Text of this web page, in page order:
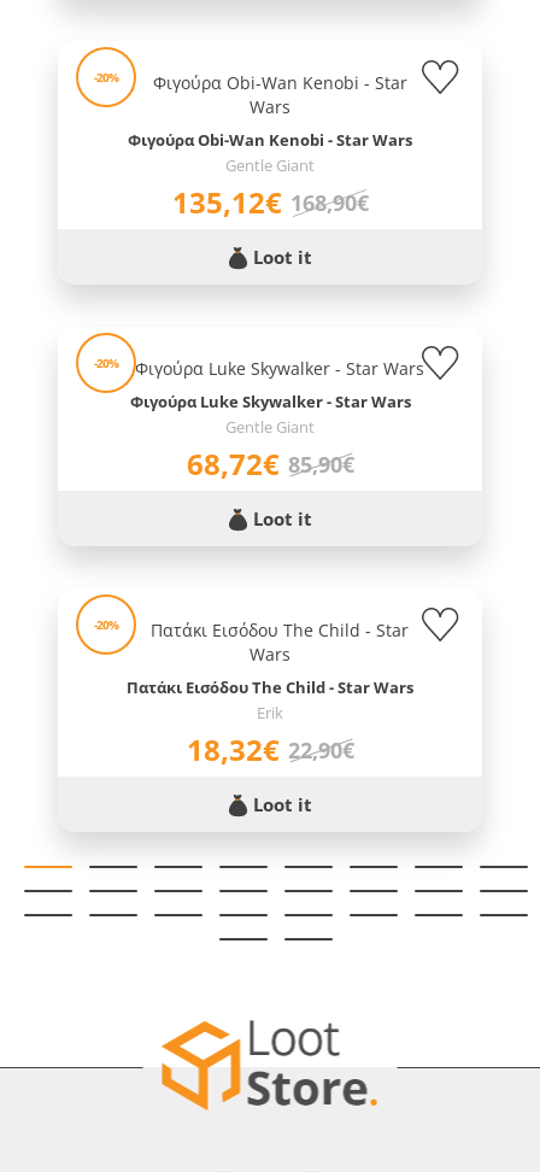
-20%
Φιγούρα Obi-Wan Kenobi - Star Wars
Gentle Giant
135,12€ 168,90€
Loot it
-20%
Φιγούρα Luke Skywalker - Star Wars
Gentle Giant
68,72€ 85,90€
Loot it
-20%
Πατάκι Εισόδου The Child - Star Wars
Erik
18,32€ 22,90€
Loot it